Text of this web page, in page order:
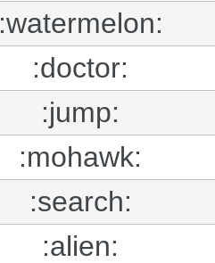
:watermelon:
:doctor:
:jump:
:mohawk:
:search:
:alien: